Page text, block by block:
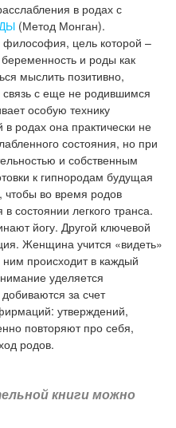
в родах с
(Метод Монган).
цель которой –
и роды как
мыслить позитивно,
связь с еще не родившимся
особую технику
в родах она практически не
состояния, но при
и собственным
к гипнородам будущая
во время родов
состоянии легкого транса.
йогу. Другой ключевой
Женщина учится «видеть»
ним происходит в каждый
уделяется
за счет
утверждений,
повторяют про себя,
родов.
книги можно